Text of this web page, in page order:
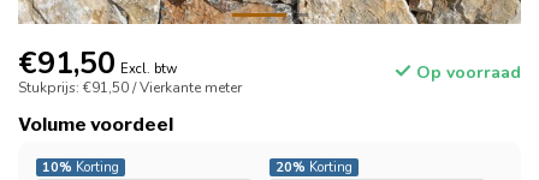
€91,50 Excl. btw
Stukprijs: €91,50 / Vierkante meter
Op voorraad
Volume voordeel
10% Korting 20% Korting